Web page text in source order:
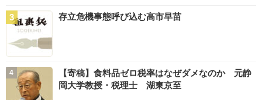
存立危機事態呼び込む高市早苗
【寄稿】食料品ゼロ税率はなぜダメなのか 元静
岡大学教授・税理士 湖東京至